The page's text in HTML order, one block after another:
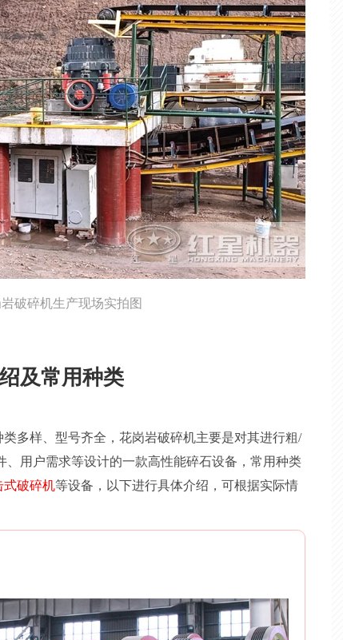
破碎机生产现场实拍图
及常用种类
多样、型号齐全，花岗岩破碎机主要是对其进行粗/
、用户需求等设计的一款高性能碎石设备，常用种类
式破碎机等设备，以下进行具体介绍，可根据实际情